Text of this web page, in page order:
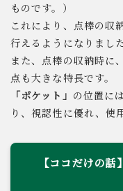
ものです。）
これにより、点棒の収
行えるようになりました
また、点棒の収納時に
点も大きな特長です。
「ポケット」 の位置に
り、視認性に優れ、使
【ココだけの